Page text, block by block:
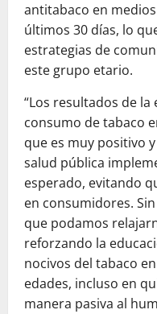
antitabaco en
últimos 30 días, lo
estrategias de
este grupo etario.
“Los resultados de
consumo de tabaco
que es muy positivo
salud pública
esperado, evitando
en consumidores.
que podamos
reforzando la
nocivos del tabaco
edades, incluso en
manera pasiva al